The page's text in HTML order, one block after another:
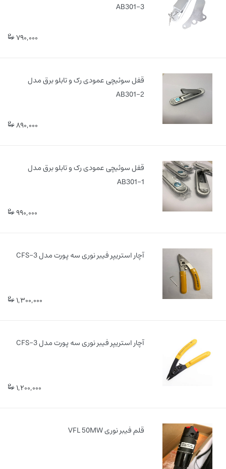
AB301-3
790,000
قفل سوئیچی عمودی رک و تابلو برق مدل
AB301-2
890,000
قفل سوئیچی عمودی رک و تابلو برق مدل
AB301-1
990,000
آچار استریپر فیبر نوری سه پورت مدل CFS-3
1,300,000
آچار استریپر فیبر نوری سه پورت مدل CFS-3
1,200,000
قلم فیبر نوری VFL 50MW